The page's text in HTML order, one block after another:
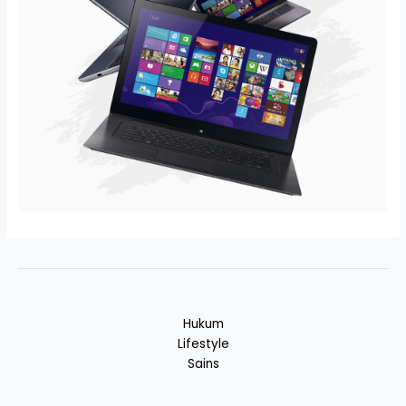
Hukum
Lifestyle
Sains